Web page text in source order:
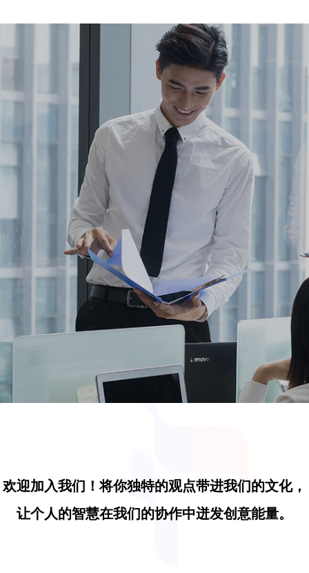
欢迎加入我们！将你独特的观点带进我们的文化，
让个人的智慧在我们的协作中迸发创意能量。